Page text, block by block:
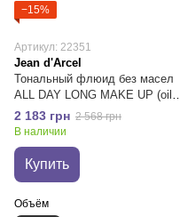
−15%
Артикул: 22351
Jean d'Arcel
Тональный флюид без масел
ALL DAY LONG MAKE UP (oil
free)
2 183 грн 2 568 грн
В наличии
Купить
Объём